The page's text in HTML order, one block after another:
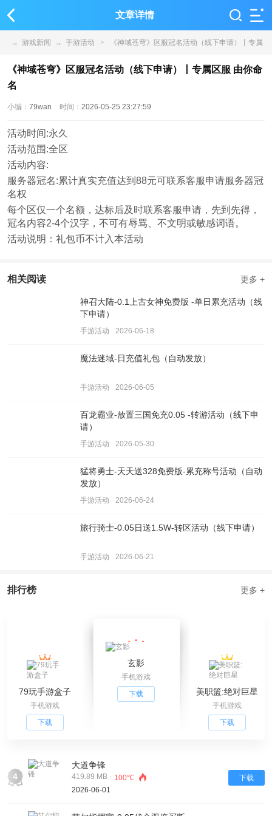
文章详情
→ 游戏新闻 → 手游活动 > 《神域苍穹》区服冠名活动（线下申请）丨专属
区服 由你命名
《神域苍穹》区服冠名活动（线下申请）丨专属区服 由你命
名
小编： 79wan 时间： 2026-05-25 23:27:59
活动时间:永久
活动范围:全区
活动内容:
服务器冠名:累计真实充值达到88元可联系客服申请服务器冠
名权
每个区仅一个名额，达标后及时联系客服申请，先到先得，
冠名内容2-4个汉字，不可有辱骂、不文明或敏感词语。
活动说明：礼包币不计入本活动
相关阅读 更多 +
神召大陆-0.1上古女神免费版 -单日累充活动（线
下申请）
手游活动 2026-06-18
魔法迷域-日充值礼包（自动发放）
手游活动 2026-06-05
百龙霸业-放置三国免充0.05 -转游活动（线下申
请）
手游活动 2026-05-30
猛将勇士-天天送328免费版-累充称号活动（自动
发放）
手游活动 2026-06-24
旅行骑士-0.05日送1.5W-转区活动（线下申请）
手游活动 2026-06-21
排行榜 更多 +
79玩手游盒子
手机游戏
下载
玄影
手机游戏
下载
美职篮:绝对巨星
手机游戏
下载
4
大道争锋
419.89 MB · 100℃
2026-06-01
下载